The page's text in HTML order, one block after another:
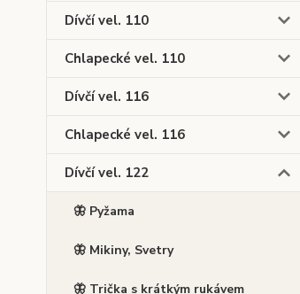
Dívčí vel. 110
Chlapecké vel. 110
Dívčí vel. 116
Chlapecké vel. 116
Dívčí vel. 122
🦋 Pyžama
🦋 Mikiny, Svetry
🦋 Trička s krátkým rukávem